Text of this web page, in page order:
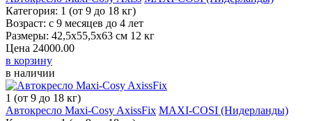
Категория: 1 (от 9 до 18 кг)
Возраст: с 9 месяцев до 4 лет
Размеры: 42,5х55,5х63 см 12 кг
Цена 24000.00
в корзину
в наличии
1 (от 9 до 18 кг)
Автокресло Maxi-Cosy AxissFix MAXI-COSI (Нидерланды)